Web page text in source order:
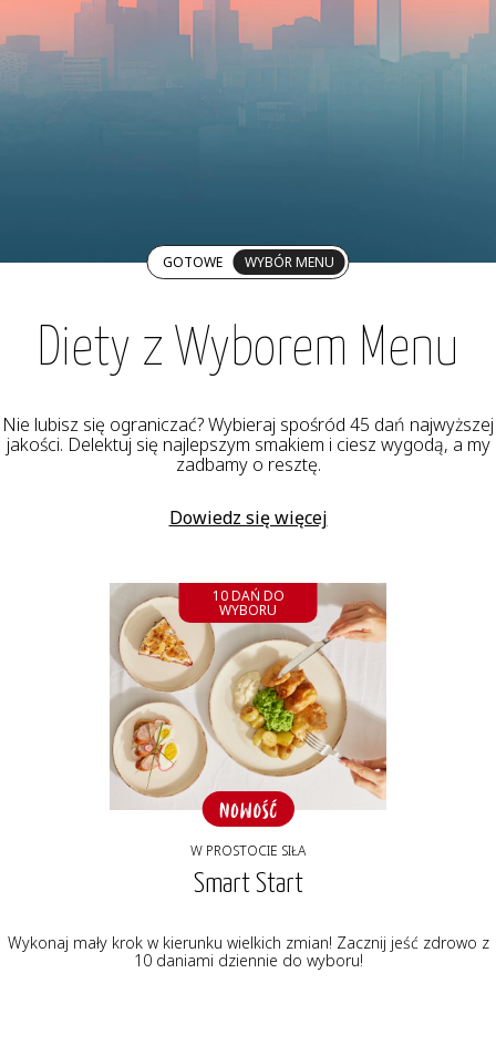
GOTOWE WYBÓR MENU
Diety z Wyborem Menu
Nie lubisz się ograniczać? Wybieraj spośród 45 dań najwyższej
jakości. Delektuj się najlepszym smakiem i ciesz wygodą, a my
zadbamy o resztę.
Dowiedz się więcej
10 DAŃ DO
WYBORU
W PROSTOCIE SIŁA
Smart Start
Wykonaj mały krok w kierunku wielkich zmian! Zacznij jeść zdrowo z
10 daniami dziennie do wyboru!